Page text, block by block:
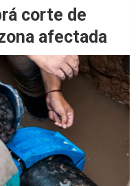
corte de
afectada